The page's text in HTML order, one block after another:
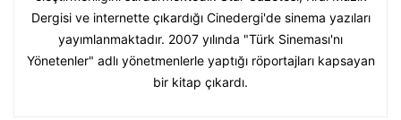
Dergisi ve internette çıkardığı Cinedergi'de sinema yazıları
yayımlanmaktadır. 2007 yılında "Türk Sineması'nı
Yönetenler" adlı yönetmenlerle yaptığı röportajları kapsayan
bir kitap çıkardı.